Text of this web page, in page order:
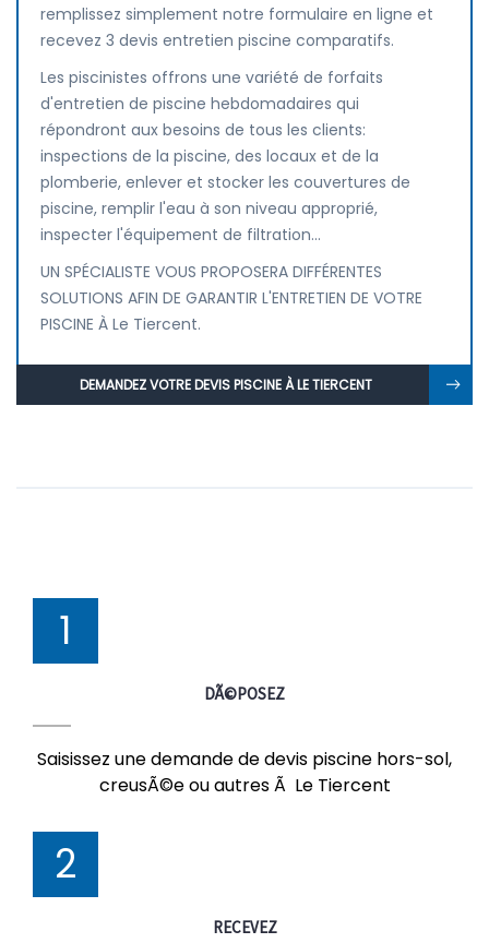
remplissez simplement notre formulaire en ligne et
recevez 3 devis entretien piscine comparatifs.
Les piscinistes offrons une variété de forfaits
d'entretien de piscine hebdomadaires qui
répondront aux besoins de tous les clients:
inspections de la piscine, des locaux et de la
plomberie, enlever et stocker les couvertures de
piscine, remplir l'eau à son niveau approprié,
inspecter l'équipement de filtration...
UN SPÉCIALISTE VOUS PROPOSERA DIFFÉRENTES
SOLUTIONS AFIN DE GARANTIR L'ENTRETIEN DE VOTRE
PISCINE À Le Tiercent.
DEMANDEZ VOTRE DEVIS PISCINE À LE TIERCENT
1
DÃ©POSEZ
Saisissez une demande de devis piscine hors-sol,
creusÃ©e ou autres Ã Le Tiercent
2
RECEVEZ